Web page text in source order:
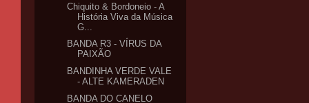
Chiquito & Bordoneio - A
História Viva da Música
G...
BANDA R3 - VÍRUS DA
PAIXÃO
BANDINHA VERDE VALE
- ALTE KAMERADEN
BANDA DO CANELO